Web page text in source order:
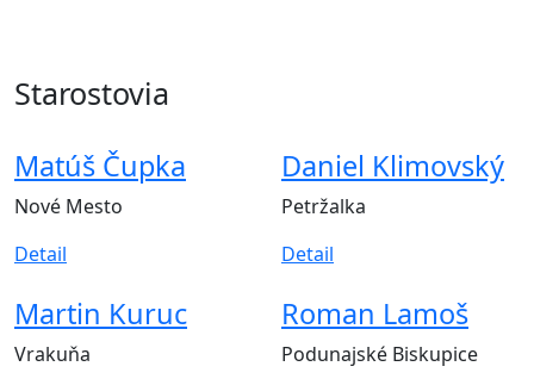
Starostovia
Matúš Čupka
Nové Mesto
Detail
Daniel Klimovský
Petržalka
Detail
Martin Kuruc
Vrakuňa
Roman Lamoš
Podunajské Biskupice